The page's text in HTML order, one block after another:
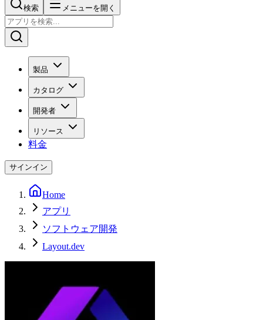
検索 メニューを開く
製品
カタログ
開発者
リソース
料金
サインイン
Home
アプリ
ソフトウェア開発
Layout.dev